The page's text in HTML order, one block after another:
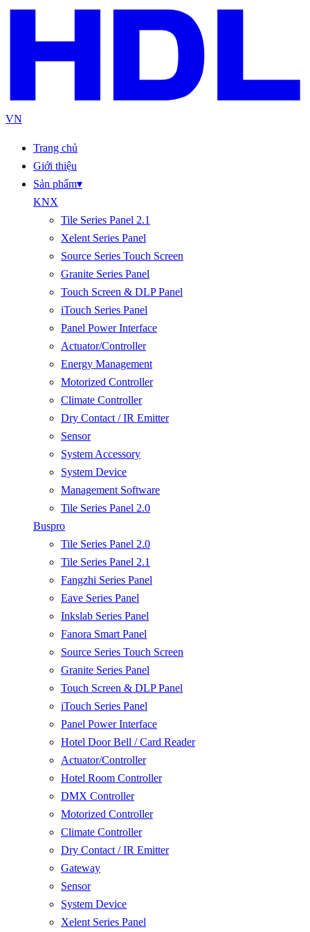
VN
Trang chủ
Giới thiệu
Sản phẩm▾
KNX
Tile Series Panel 2.1
Xelent Series Panel
Source Series Touch Screen
Granite Series Panel
Touch Screen & DLP Panel
iTouch Series Panel
Panel Power Interface
Actuator/Controller
Energy Management
Motorized Controller
Climate Controller
Dry Contact / IR Emitter
Sensor
System Accessory
System Device
Management Software
Tile Series Panel 2.0
Buspro
Tile Series Panel 2.0
Tile Series Panel 2.1
Fangzhi Series Panel
Eave Series Panel
Inkslab Series Panel
Fanora Smart Panel
Source Series Touch Screen
Granite Series Panel
Touch Screen & DLP Panel
iTouch Series Panel
Panel Power Interface
Hotel Door Bell / Card Reader
Actuator/Controller
Hotel Room Controller
DMX Controller
Motorized Controller
Climate Controller
Dry Contact / IR Emitter
Gateway
Sensor
System Device
Xelent Series Panel